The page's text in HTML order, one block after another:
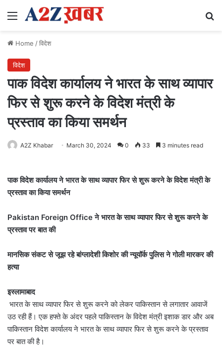
Menu
Home /विदेश
विदेश
पाक विदेश कार्यालय ने भारत के साथ व्यापार
फिर से शुरू करने के विदेश मंत्री के
प्रस्ताव का किया समर्थन
A2Z Khabar March 30, 2024 0 33 3 minutes read
पाक विदेश कार्यालय ने भारत के साथ व्यापार फिर से शुरू करने के विदेश मंत्री के
प्रस्ताव का किया समर्थन
Pakistan Foreign Office ने भारत के साथ व्यापार फिर से शुरू करने के
प्रस्ताव पर बात की
मानसिक संकट से जूझ रहे बांग्लादेशी किशोर की न्यूयॉर्क पुलिस ने गोली मारकर की
हत्या
इस्लामाबाद
भारत के साथ व्यापार फिर से शुरू करने को लेकर पाकिस्तान से लगातार आवाजें
उठ रही हैं। एक हफ्ते के अंदर पहले पाकिस्तान के विदेश मंत्री इशाक डार और अब
पाकिस्तान विदेश कार्यालय ने भारत के साथ व्यापार फिर से शुरू करने के प्रस्ताव
पर बात की है।